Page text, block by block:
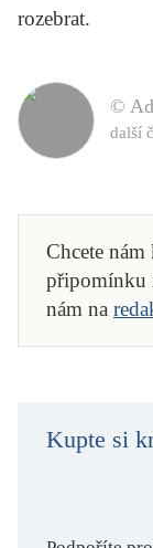
rozebrat.
©
další
Chcete
připomínku
nám na
Kupte si